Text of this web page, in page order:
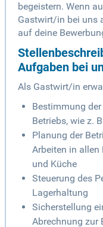
begeistern. Wenn
Gastwirt/in bei uns
auf deine
Aufgaben bei
Als Gastwirt/in
Bestimmung
Betriebs, wie z.
Planung der
Arbeiten in allen
und Küche
Steuerung des
Lagerhaltung
Sicherstellung
Abrechnung zur